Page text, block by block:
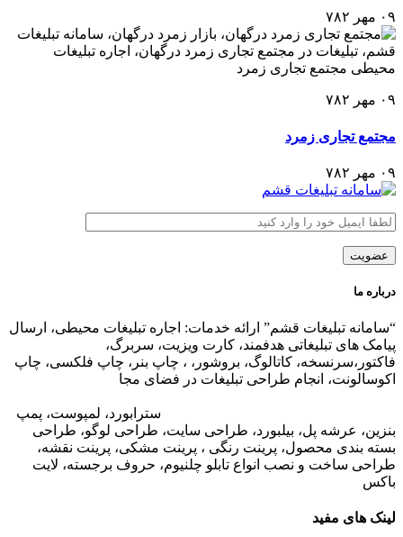
۰۹ مهر ۷۸۲
۰۹ مهر ۷۸۲
مجتمع تجاری زمرد
۰۹ مهر ۷۸۲
درباره ما
“سامانه تبلیغات قشم” ارائه خدمات: اجاره تبلیغات محیطی، ارسال
پیامک های تبلیغاتی هدفمند، کارت ویزیت، سربرگ،
فاکتور،سرنسخه، کاتالوگ، بروشور، ، چاپ بنر، چاپ فلکسی، چاپ
اکوسالونت، انجام طراحی تبلیغات در فضای مجا
سترابورد، لمپوست، پمپ
بنزین، عرشه پل، بیلبورد، طراحی سایت، طراحی لوگو، طراحی
بسته بندی محصول، پرینت رنگی ، پرینت مشکی، پرینت نقشه،
طراحی ساخت و نصب انواع تابلو چلنیوم، حروف برجسته، لایت
باکس
لینک های مفید